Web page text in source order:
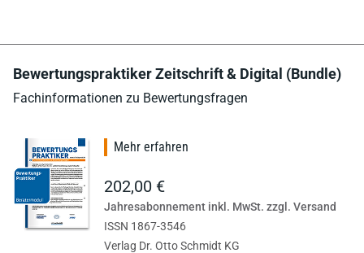
Bewertungspraktiker Zeitschrift & Digital (Bundle)
Fachinformationen zu Bewertungsfragen
Mehr erfahren
202,00 €
Jahresabonnement inkl. MwSt. zzgl. Versand
ISSN 1867-3546
Verlag Dr. Otto Schmidt KG